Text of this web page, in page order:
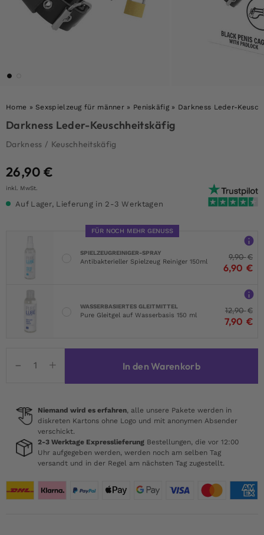
Home »Sexspielzeug für männer » Peniskäfig» Darkness Leder-
Darkness Leder-Keuschheitskäfig
Darkness / Keuschheitskäfig
26,90 €
inkl. MwSt.
Auf Lager, Lieferung in 2-3 Werktagen
FÜR NOCH MEHR GENUSS
SPIELZEUGREINIGER-SPRAY
Antibakterieller Spielzeug Reiniger 150ml
9,90€
6,90 €
WASSERBASIERTES GLEITMITTEL
Pure Gleitgel auf Wasserbasis 150 ml
12,90€
7,90 €
Leder-
Keuschheitskäfig
In den Warenkorb
Niemand wird es erfahren, alle unsere Pakete werden in
diskreten Kartons ohne Logo und mit anonymen Absender
verschickt.
2-3 Werktage Expresslieferung Bestellungen, die vor 12:00
Uhr aufgegeben werden, werden noch am selben Tag
versandt und in der Regel am nächsten Tag zugestellt.